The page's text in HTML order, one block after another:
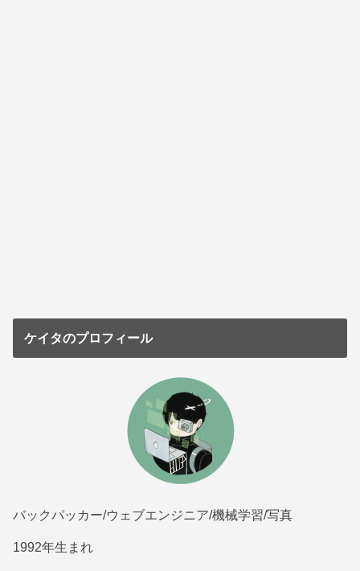
ケイタのプロフィール
バックパッカー/ウェブエンジニア/機械学習/写真
1992年生まれ